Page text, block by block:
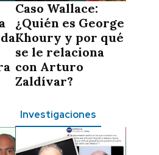
Caso Wallace:
¿Quién es George
Khoury y por qué
se le relaciona
con Arturo
Zaldívar?
Investigaciones